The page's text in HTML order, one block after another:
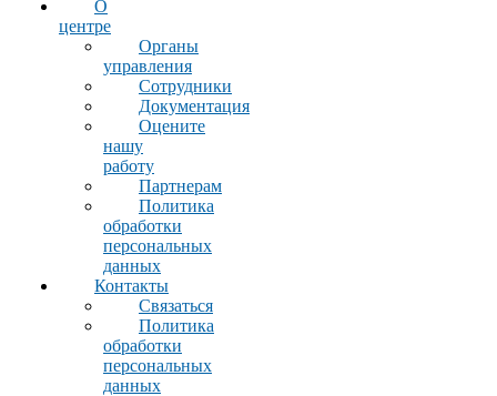
О
центре
Органы
управления
Сотрудники
Документация
Оцените
нашу
работу
Партнерам
Политика
обработки
персональных
данных
Контакты
Связаться
Политика
обработки
персональных
данных